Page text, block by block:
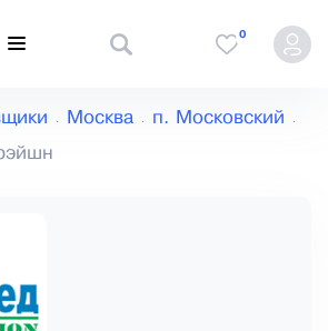
0
Москва п. Московский